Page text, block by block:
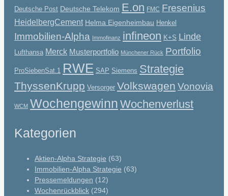
Deutsche Post Deutsche Telekom E.on FMC Fresenius
HeidelbergCement Helma Eigenheimbau Henkel
Immobilien-Alpha Immofinanz infineon K+S Linde
Lufthansa Merck Musterportfolio Münchener Rück Portfolio
ProSiebenSat.1 RWE SAP Siemens Strategie
ThyssenKrupp Versorger Volkswagen Vonovia
WCM Wochengewinn Wochenverlust
Kategorien
Aktien-Alpha Strategie (63)
Immobilien-Alpha Strategie (63)
Pressemeldungen (12)
Wochenrückblick (294)